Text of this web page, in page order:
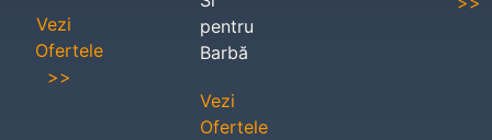
Vezi
Ofertele
>>
pentru
Barbă
Vezi
Ofertele